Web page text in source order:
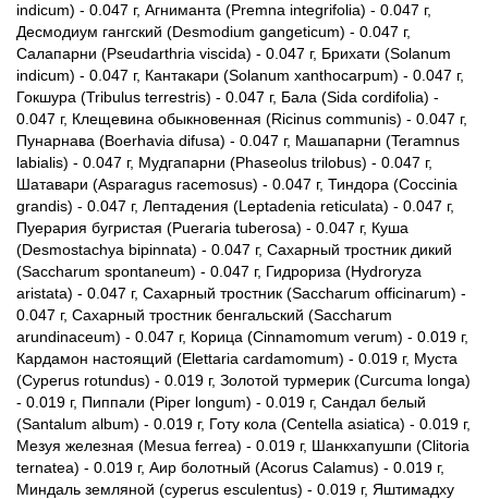
indicum) - 0.047 г, Агниманта (Premna integrifolia) - 0.047 г,
Десмодиум гангский (Desmodium gangeticum) - 0.047 г,
Салапарни (Pseudarthria viscida) - 0.047 г, Брихати (Solanum
indicum) - 0.047 г, Кантакари (Solanum xanthocarpum) - 0.047 г,
Гокшура (Tribulus terrestris) - 0.047 г, Бала (Sida cordifolia) -
0.047 г, Клещевина обыкновенная (Ricinus communis) - 0.047 г,
Пунарнава (Boerhavia difusa) - 0.047 г, Машапарни (Teramnus
labialis) - 0.047 г, Мудгапарни (Phaseolus trilobus) - 0.047 г,
Шатавари (Asparagus racemosus) - 0.047 г, Тиндора (Coccinia
grandis) - 0.047 г, Лептадения (Leptadenia reticulata) - 0.047 г,
Пуерария бугристая (Pueraria tuberosa) - 0.047 г, Куша
(Desmostachya bipinnata) - 0.047 г, Сахарный тростник дикий
(Saccharum spontaneum) - 0.047 г, Гидрориза (Hydroryza
aristata) - 0.047 г, Сахарный тростник (Saccharum officinarum) -
0.047 г, Сахарный тростник бенгальский (Saccharum
arundinaceum) - 0.047 г, Корица (Cinnamomum verum) - 0.019 г,
Кардамон настоящий (Elettaria cardamomum) - 0.019 г, Муста
(Cyperus rotundus) - 0.019 г, Золотой турмерик (Curcuma longa)
- 0.019 г, Пиппали (Piper longum) - 0.019 г, Сандал белый
(Santalum album) - 0.019 г, Готу кола (Centella asiatica) - 0.019 г,
Мезуя железная (Mesua ferrea) - 0.019 г, Шанкхапушпи (Clitoria
ternatea) - 0.019 г, Аир болотный (Acorus Calamus) - 0.019 г,
Миндаль земляной (cyperus esculentus) - 0.019 г, Яштимадху